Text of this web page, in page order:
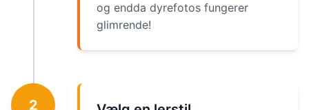
og endda dyrefotos fungerer
glimrende!
2